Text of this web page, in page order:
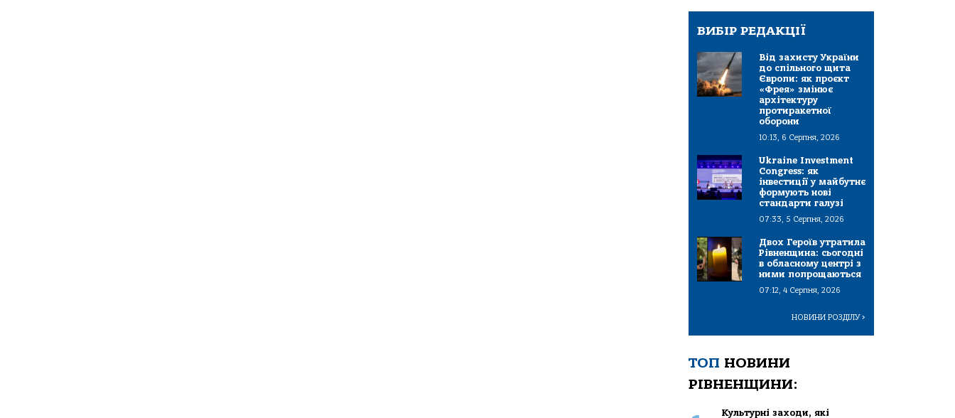
ВИБІР РЕДАКЦІЇ
Від захисту України
до спільного щита
Європи: як проєкт
«Фрея» змінює
архітектуру
протиракетної
оборони
10:13, 6 Серпня, 2026
Ukraine Investment
Congress: як
інвестиції у майбутнє
формують нові
стандарти галузі
07:33, 5 Серпня, 2026
Двох Героїв утратила
Рівненщина: сьогодні
в обласному центрі з
ними попрощаються
07:12, 4 Серпня, 2026
НОВИНИ РОЗДІЛУ>
ТОП НОВИНИ
РІВНЕНЩИНИ:
Культурні заходи, які